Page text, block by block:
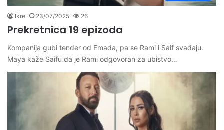
Ikre 23/07/2025 26
Prekretnica 19 epizoda
Kompanija gubi tender od Emada, pa se Rami i Saif svađaju.
Maya kaže Saifu da je Rami odgovoran za ubistvo…